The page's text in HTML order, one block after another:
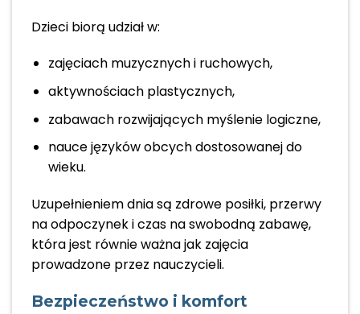
Dzieci biorą udział w:
zajęciach muzycznych i ruchowych,
aktywnościach plastycznych,
zabawach rozwijających myślenie logiczne,
nauce języków obcych dostosowanej do
wieku.
Uzupełnieniem dnia są zdrowe posiłki, przerwy
na odpoczynek i czas na swobodną zabawę,
która jest równie ważna jak zajęcia
prowadzone przez nauczycieli.
Bezpieczeństwo i komfort